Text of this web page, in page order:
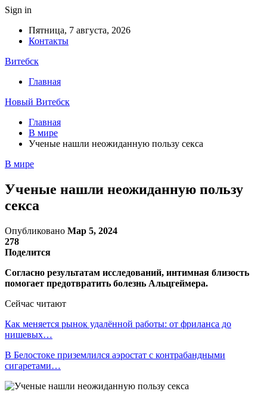
Sign in
Пятница, 7 августа, 2026
Контакты
Витебск
Главная
Новый Витебск
Главная
В мире
Ученые нашли неожиданную пользу секса
В мире
Ученые нашли неожиданную пользу
секса
Опубликовано Мар 5, 2024
278
Поделится
Согласно результатам исследований, интимная близость
помогает предотвратить болезнь Альцгеймера.
Сейчас читают
Как меняется рынок удалённой работы: от фриланса до
нишевых…
В Белостоке приземлился аэростат с контрабандными
сигаретами…